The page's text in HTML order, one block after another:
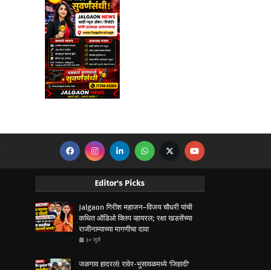
Editor's Picks
Jalgaon गिरीश महाजन–विजय चौधरी यांची
कथित ऑडिओ क्लिप व्हायरल; रक्षा खडसेंच्या
राजीनाम्याच्या मागणीचा दावा
३० जुलै
जळगाव हादरलं! रावेर-भुसावळमध्ये 'जिहादी'